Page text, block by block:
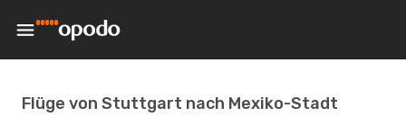
Flüge von Stuttgart nach Mexiko-Stadt